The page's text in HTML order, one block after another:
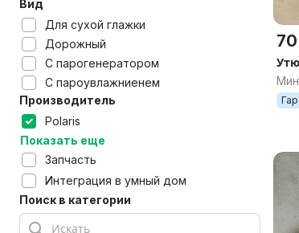
Вид
Для сухой глажки
Дорожный
С парогенератором
С пароувлажниенем
Производитель
Polaris
Показать еще
Запчасть
Интеграция в умный дом
Поиск в категории